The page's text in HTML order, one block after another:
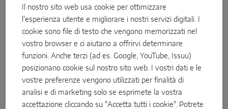
Scorrevole parallelo
Componenti di sistema
SOLUZIONI PER PORTE
Instinct by MACO
MACO e HAUTAU
Con il carrello MACO Move HS, il Gruppo MACO lancia per la
prima volta un prodotto sviluppato congiuntamente da un team
meccanica di scorrimento, consente di aprire e chiudere le ante
senza sforzo, in modo semplice e silenzioso. Inoltre, la versione
standard del nuovo prodotto è in grado di movimentare ante di
peso superiore rispetto a qualsiasi altra soluzione disponibile
Il nostro sito web usa cookie per ottimizzare
l'esperienza utente e migliorare i nostri servizi digitali. I
cookie sono file di testo che vengono memorizzati nel
vostro browser e ci aiutano a offrirvi determinare
funzioni. Anche terzi (ad es. Google, YouTube, Issuu)
posizionano cookie sul nostro sito web. I vostri dati e le
vostre preferenze vengono utilizzati per finalità di
analisi e di marketing solo se esprimete la vostra
accettazione cliccando su "Accetta tutti i cookie". Potrete